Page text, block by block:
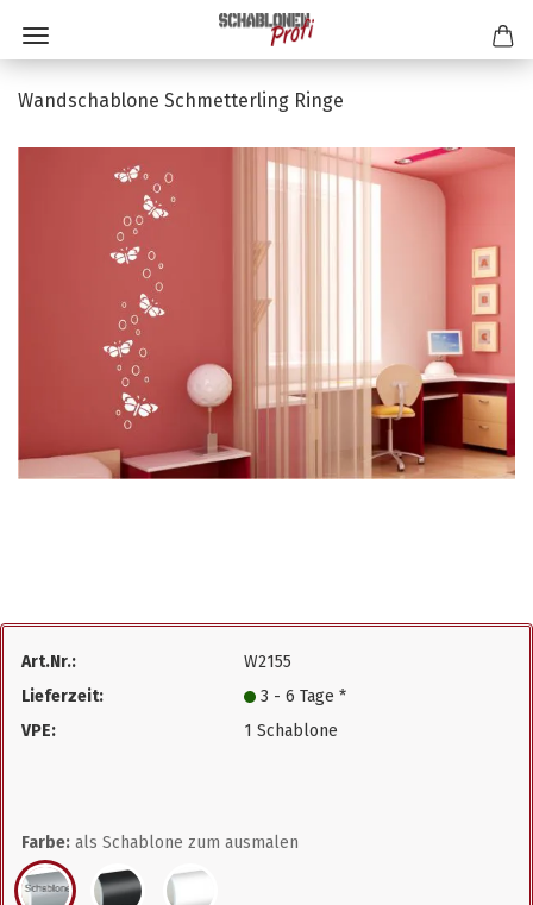
Wandschablone Schmetterling Ringe
Art.Nr.:
W2155
Lieferzeit:
3 - 6 Tage *
VPE:
1 Schablone
Farbe: als Schablone zum ausmalen